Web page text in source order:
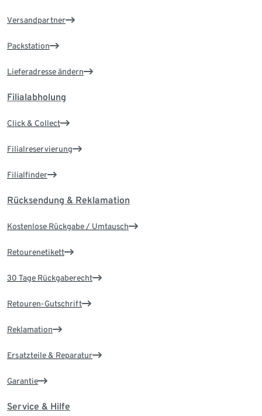
Versandpartner
Packstation
Lieferadresse ändern
Filialabholung
Click & Collect
Filialreservierung
Filialfinder
Rücksendung & Reklamation
Kostenlose Rückgabe / Umtausch
Retourenetikett
30 Tage Rückgaberecht
Retouren-Gutschrift
Reklamation
Ersatzteile & Reparatur
Garantie
Service & Hilfe